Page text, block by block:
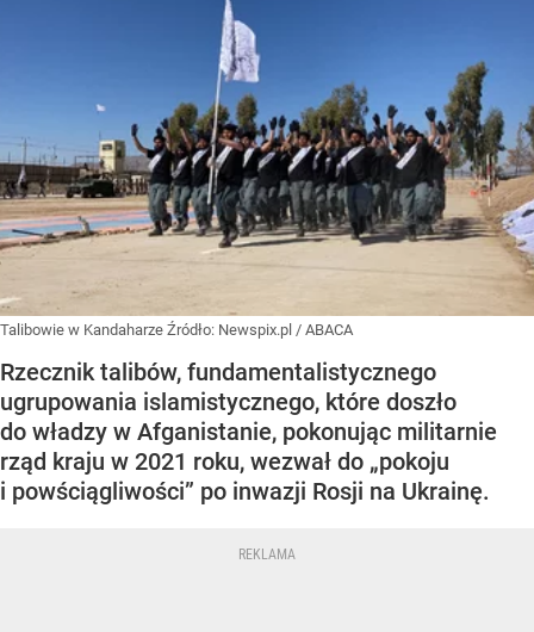
Talibowie w Kandaharze Źródło: Newspix.pl / ABACA
Rzecznik talibów, fundamentalistycznego
ugrupowania islamistycznego, które doszło
do władzy w Afganistanie, pokonując militarnie
rząd kraju w 2021 roku, wezwał do „pokoju
i powściągliwości” po inwazji Rosji na Ukrainę.